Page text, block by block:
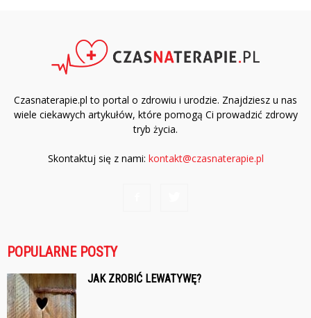
Czasnaterapie.pl to portal o zdrowiu i urodzie. Znajdziesz u nas
wiele ciekawych artykułów, które pomogą Ci prowadzić zdrowy
tryb życia.
Skontaktuj się z nami: kontakt@czasnaterapie.pl
POPULARNE POSTY
JAK ZROBIĆ LEWATYWĘ?